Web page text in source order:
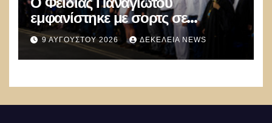
εμφανίστηκε με σορτς σε
εκδήλωση μνήμης για τους Ισαάκ
– Σολωμού και προκάλεσε
αντιδράσεις
9 ΑΥΓΟΎΣΤΟΥ 2026 ΔΕΚΈΛΕΙΑ NEWS